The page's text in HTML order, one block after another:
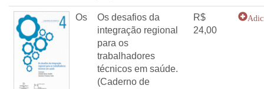
Os
Os desafios da
integração regional
para os
trabalhadores
técnicos em saúde.
(Caderno de
R$
24,00